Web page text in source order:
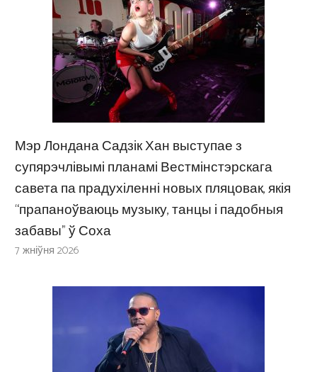
Мэр Лондана Садзік Хан выступае з
супярэчлівымі планамі Вестмінстэрскага
савета па прадухіленні новых пляцовак, якія
“прапаноўваюць музыку, танцы і падобныя
забавы” ў Соха
7 жніўня 2026